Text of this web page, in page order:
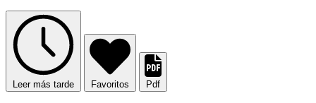
Leer más tarde Favoritos Pdf